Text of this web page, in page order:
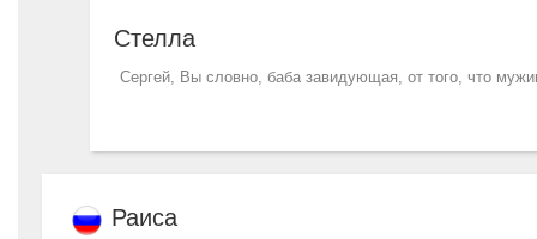
Стелла
Сергей, Вы словно, баба завидующая, от того, что
Раиса